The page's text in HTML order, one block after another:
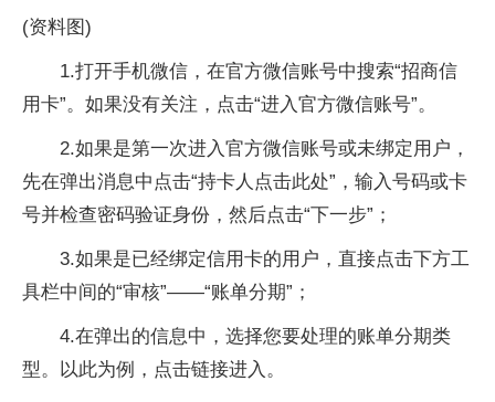
(资料图)
1.打开手机微信，在官方微信账号中搜索“招商信
用卡”。如果没有关注，点击“进入官方微信账号”。
2.如果是第一次进入官方微信账号或未绑定用户，
先在弹出消息中点击“持卡人点击此处”，输入号码或卡
号并检查密码验证身份，然后点击“下一步”；
3.如果是已经绑定信用卡的用户，直接点击下方工
具栏中间的“审核”——“账单分期”；
4.在弹出的信息中，选择您要处理的账单分期类
型。以此为例，点击链接进入。